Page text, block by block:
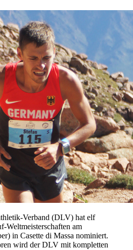
Verband (DLV) hat elf
Weltmeisterschaften am
in Casette di Massa nominiert.
wird der DLV mit kompletten